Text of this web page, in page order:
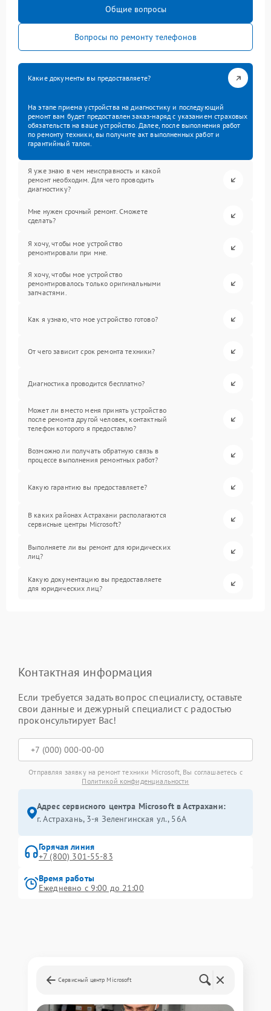
Общие вопросы
Вопросы по ремонту телефонов
Какие документы вы предоставляете?
На этапе приема устройства на диагностику и последующий
ремонт вам будет предоставлен заказ-наряд с указанием страховых
обязательств на ваше устройство. Далее, после выполнения работ
по ремонту техники, вы получите акт выполненных работ и
гарантийный талон.
Я уже знаю в чем неисправность и какой
ремонт необходим. Для чего проводить
диагностику?
Мне нужен срочный ремонт. Сможете
сделать?
Я хочу, чтобы мое устройство
ремонтировали при мне.
Я хочу, чтобы мое устройство
ремонтировалось только оригинальными
запчастями.
Как я узнаю, что мое устройство готово?
От чего зависит срок ремонта техники?
Диагностика проводится бесплатно?
Может ли вместо меня принять устройство
после ремонта другой человек, контактный
телефон которого я предоставлю?
Возможно ли получать обратную связь в
процессе выполнения ремонтных работ?
Какую гарантию вы предоставляете?
В каких районах Астрахани располагаются
сервисные центры Microsoft?
Выполняете ли вы ремонт для юридических
лиц?
Какую документацию вы предоставляете
для юридических лиц?
Контактная информация
Если требуется задать вопрос специалисту, оставьте
свои данные и дежурный специалист с радостью
проконсультирует Вас!
Отправляя заявку на ремонт техники Microsoft, Вы соглашаетесь с
Политикой конфиденциальности
Адрес сервисного центра Microsoft в Астрахани:
г. Астрахань, 3-я Зеленгинская ул., 56А
Горячая линия
+7 (800) 301-55-83
Время работы
Ежедневно с 9:00 до 21:00
Сервисный центр Microsoft